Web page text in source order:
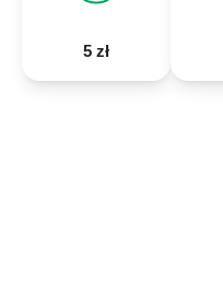
5 zł